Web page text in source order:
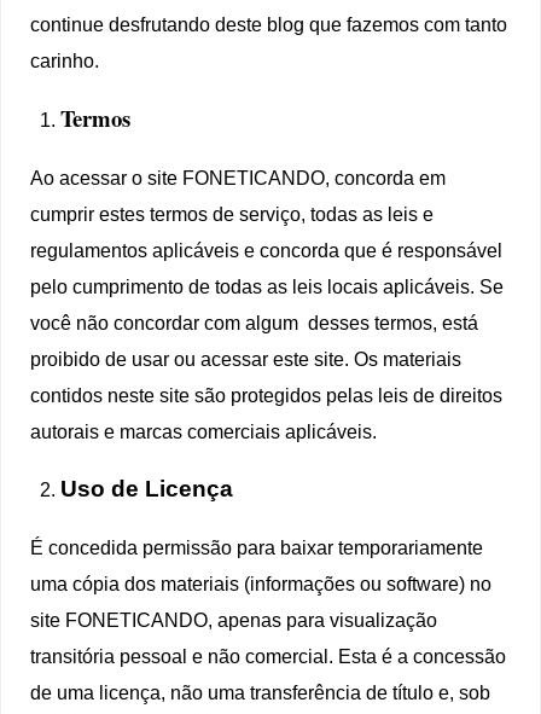
continue desfrutando deste blog que fazemos com tanto
carinho.
Termos
Ao acessar o site FONETICANDO, concorda em
cumprir estes termos de serviço, todas as leis e
regulamentos aplicáveis ​​e concorda que é responsável
pelo cumprimento de todas as leis locais aplicáveis. Se
você não concordar com algum desses termos, está
proibido de usar ou acessar este site. Os materiais
contidos neste site são protegidos pelas leis de direitos
autorais e marcas comerciais aplicáveis.
Uso de Licença
É concedida permissão para baixar temporariamente
uma cópia dos materiais (informações ou software) no
site FONETICANDO, apenas para visualização
transitória pessoal e não comercial. Esta é a concessão
de uma licença, não uma transferência de título e, sob